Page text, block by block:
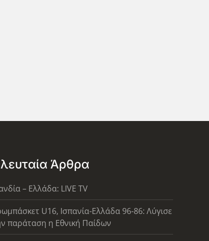
Άρθρα
– Ελλάδα: LIVE TV
U16, Ισπανία-Ελλάδα 96-86: Λύγισε
παράταση η Εθνική Παίδων